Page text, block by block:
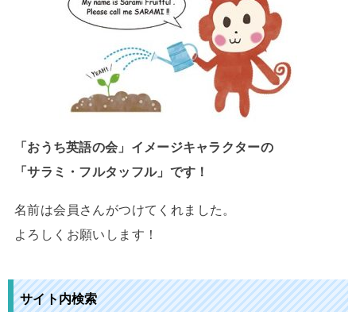
「おうち英語の会」イメージキャラクターの
「サラミ・フルタッフル」です！
名前は会員さんがつけてくれました。
よろしくお願いします！
サイト内検索